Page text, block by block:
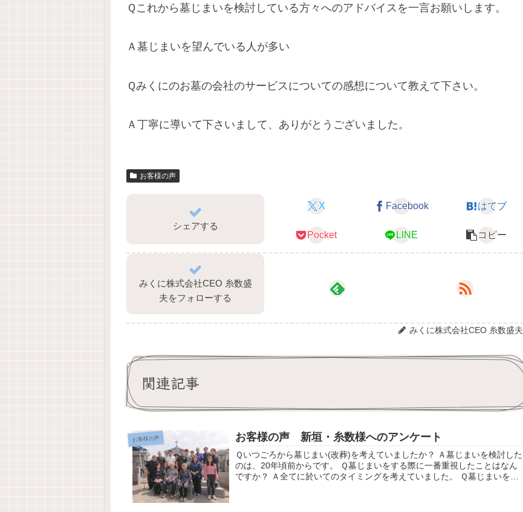
Ｑこれから墓じまいを検討している方々へのアドバイスを一言お願いします。
Ａ墓じまいを望んでいる人が多い
Ｑみくにのお墓の会社のサービスについての感想について教えて下さい。
Ａ丁寧に導いて下さいまして、ありがとうございました。
お客様の声
シェアする
X Facebook はてブ
Pocket LINE コピー
みくに株式会社CEO 糸数盛
夫をフォローする
みくに株式会社CEO 糸数盛夫
関連記事
お客様の声 お客様の声 新垣・糸数様へのアンケート
Ｑいつごろから墓じまい(改葬)を考えていましたか？ Ａ墓じまいを検討した
のは、20年頃前からです。 Ｑ墓じまいをする際に一番重視したことはなん
ですか？ Ａ全てに於いてのタイミングを考えていました。 Ｑ墓じまいを考